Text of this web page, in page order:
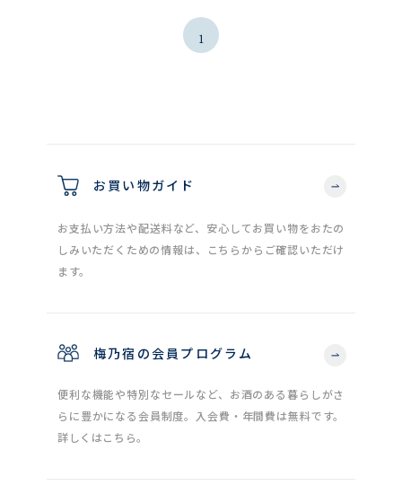
1
お買い物ガイド
お支払い方法や配送料など、安心してお買い物をおたの
しみいただくための情報は、こちらからご確認いただけ
ます。
梅乃宿の会員プログラム
便利な機能や特別なセールなど、お酒のある暮らしがさ
らに豊かになる会員制度。入会費・年間費は無料です。
詳しくはこちら。